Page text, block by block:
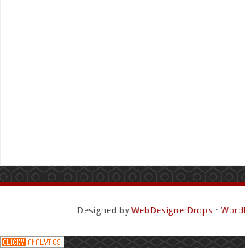
Designed byWebDesignerDrops ⋅